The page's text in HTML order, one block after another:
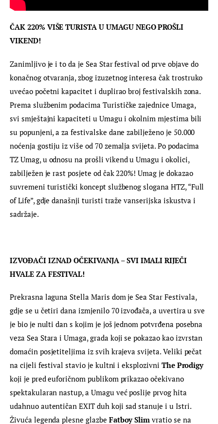
ČAK 220% VIŠE TURISTA U UMAGU NEGO PROŠLI
VIKEND!
Zanimljivo je i to da je Sea Star festival od prve objave do
konačnog otvaranja, zbog izuzetnog interesa čak trostruko
uvećao početni kapacitet i duplirao broj festivalskih zona.
Prema službenim podacima Turističke zajednice Umaga,
svi smještajni kapaciteti u Umagu i okolnim mjestima bili
su popunjeni, a za festivalske dane zabilježeno je 50.000
noćenja gostiju iz više od 70 zemalja svijeta. Po podacima
TZ Umag, u odnosu na prošli vikend u Umagu i okolici,
zabilježen je rast posjete od čak 220%! Umag je dokazao
suvremeni turistički koncept službenog slogana HTZ, “Full
of Life”, gdje današnji turisti traže vanserijska iskustva i
sadržaje.
IZVOĐAČI IZNAD OČEKIVANJA – SVI IMALI RIJEČI
HVALE ZA FESTIVAL!
Prekrasna laguna Stella Maris dom je Sea Star Festivala,
gdje se u četiri dana izmjenilo 70 izvođača, a uvertira u sve
je bio je nulti dan s kojim je još jednom potvrđena posebna
veza Sea Stara i Umaga, grada koji se pokazao kao izvrstan
domaćin posjetiteljima iz svih krajeva svijeta. Veliki pečat
na cijeli festival stavio je kultni i eksplozivni The Prodigy
koji je pred euforičnom publikom prikazao očekivano
spektakularan nastup, a Umagu već poslije prvog hita
udahnuo autentičan EXIT duh koji sad stanuje i u Istri.
Živuća legenda plesne glazbe Fatboy Slim vratio se na